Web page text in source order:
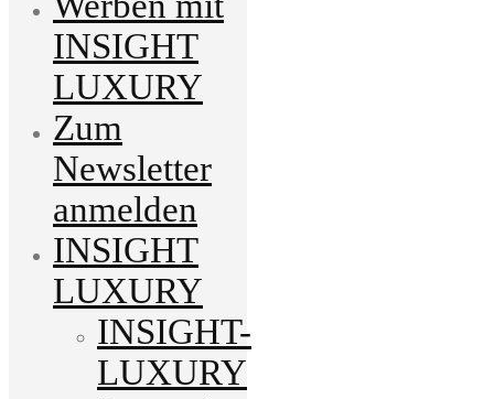
INSIGHT
LUXURY
Zum
Newsletter
anmelden
INSIGHT
LUXURY
INSIGHT-
LUXURY